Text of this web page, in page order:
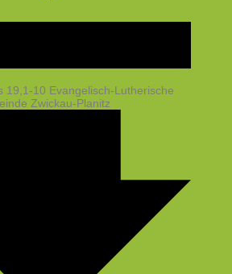
19,1-10 Evangelisch-Lutherische
Zwickau-Planitz